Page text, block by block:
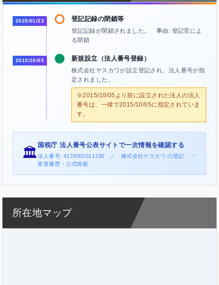
2025/01/23 登記記録の閉鎖等
登記記録が閉鎖されました。 事由: 登記官によ
る閉鎖
2015/10/05 新規設立（法人番号登録）
株式会社ヤスカワが設立登記され、法人番号が指
定されました。
※2015/10/05より前に設立された法人の法人
番号は、一律で2015/10/05に指定されていま
す。
🏛️
国税庁 法人番号公表サイトで一次情報を確認する
法人番号: 4170001011100 ／ 株式会社ヤスカワ の登記
変更履歴・公式情報
→
所在地マップ